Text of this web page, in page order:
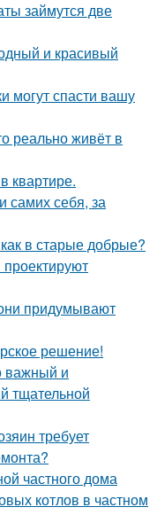
займутся две
и красивый
могут спасти вашу
реально живёт в
квартире.
самих себя, за
в старые добрые?
проектируют
придумывают
решение!
важный и
тщательной
требует
частного дома
котлов в частном